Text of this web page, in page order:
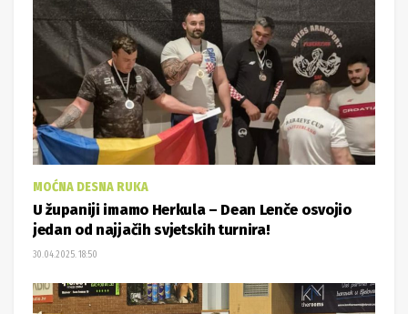
MOĆNA DESNA RUKA
U županiji imamo Herkula – Dean Lenče osvojio
jedan od najjačih svjetskih turnira!
30.04.2025. 18:50